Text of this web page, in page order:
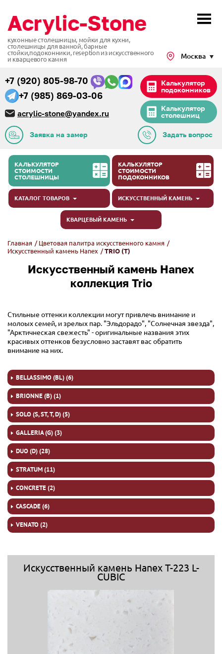
кухонные столешницы, мойки для кухни,
столешницы для ванной, барные
стойки,подоконники, reseption из искусственного
и кварцевого камня
+7 (985) 869-03-06
+7 (920) 805-98-70
acrylic-stone@yandex.ru
Калькулятор
столешниц
Калькулятор
подоконников
Москва
Задать вопрос
Заявка на замер
КАЛЬКУЛЯТОР
СТОИМОСТИ
СТОЛЕШНИЦЫ
КАЛЬКУЛЯТОР
СТОИМОСТИ
ПОДОКОННИКОВ
КАТАЛОГ ТОВАРОВ ИСКУССТВЕННЫЙ КАМЕНЬ
КВАРЦЕВЫЙ КАМЕНЬ
Главная / Цветовая палитра искусственного камня /
Искусственный камень Hanex /TRIO (T)
Искусственный камень Hanex
коллекция Trio
Стильные оттенки коллекции могут привлечь внимание и
молоых семей, и зрелых пар. "Эльдорадо", "Солнечная звезда",
"Арктичнеская свежесть" - оригинальные названия этих
красивых оттенков безусловно заставят вас обратить
внимание на них.
BELLASSIMO (BL) (6)
BRIONNE (B) (1)
SOLO (S, ST, T, D) (5)
GALLERIA (G) (3)
DUO (D) (28)
STRATUM (11)
CONCRETE (2)
CASCADE (6)
VENATO (2)
Искусственный камень Hanex T-223 L-
CUBIC